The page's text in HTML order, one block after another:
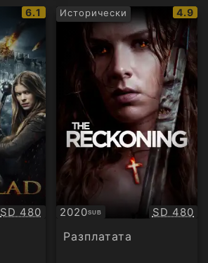
IMDb
рейтинг:
6.1
Качество:
SD 480
Исторически
IMDb
4.9
2020SUB
Субтитри SD 480
Разплатата